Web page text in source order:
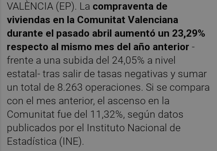
VALÈNCIA (EP). La compraventa de
viviendas en la Comunitat Valenciana
durante el pasado abril aumentó un 23,29%
respecto al mismo mes del año anterior -
frente a una subida del 24,05% a nivel
estatal- tras salir de tasas negativas y sumar
un total de 8.263 operaciones. Si se compara
con el mes anterior, el ascenso en la
Comunitat fue del 11,32%, según datos
publicados por el Instituto Nacional de
Estadística (INE).